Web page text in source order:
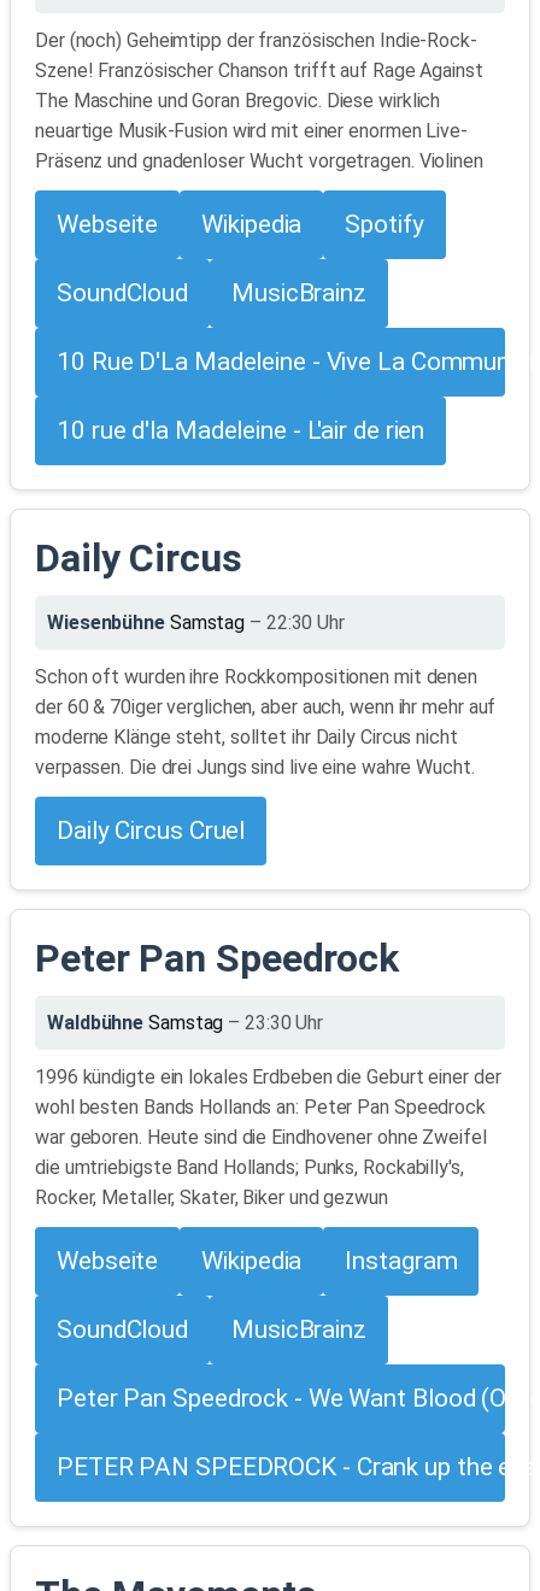
Der (noch) Geheimtipp der französischen Indie-Rock-
Szene! Französischer Chanson trifft auf Rage Against
The Maschine und Goran Bregovic. Diese wirklich
neuartige Musik-Fusion wird mit einer enormen Live-
Präsenz und gnadenloser Wucht vorgetragen. Violinen
Webseite Wikipedia Spotify
SoundCloud MusicBrainz
10 Rue D'La Madeleine - Vive La Commune
10 rue d'la Madeleine - L'air de rien
Daily Circus
Wiesenbühne Samstag – 22:30 Uhr
Schon oft wurden ihre Rockkompositionen mit denen
der 60 & 70iger verglichen, aber auch, wenn ihr mehr auf
moderne Klänge steht, solltet ihr Daily Circus nicht
verpassen. Die drei Jungs sind live eine wahre Wucht.
Daily Circus Cruel
Peter Pan Speedrock
Waldbühne Samstag – 23:30 Uhr
1996 kündigte ein lokales Erdbeben die Geburt einer der
wohl besten Bands Hollands an: Peter Pan Speedrock
war geboren. Heute sind die Eindhovener ohne Zweifel
die umtriebigste Band Hollands; Punks, Rockabilly's,
Rocker, Metaller, Skater, Biker und gezwun
Webseite Wikipedia Instagram
SoundCloud MusicBrainz
Peter Pan Speedrock - We Want Blood
PETER PAN SPEEDROCK - Crank up the